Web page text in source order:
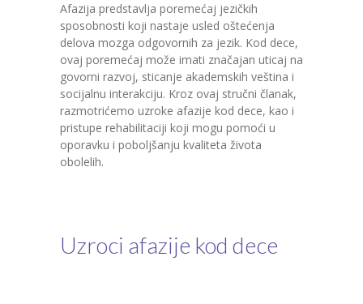
Afazija predstavlja poremećaj jezičkih
sposobnosti koji nastaje usled oštećenja
delova mozga odgovornih za jezik. Kod dece,
ovaj poremećaj može imati značajan uticaj na
govorni razvoj, sticanje akademskih veština i
socijalnu interakciju. Kroz ovaj stručni članak,
razmotrićemo uzroke afazije kod dece, kao i
pristupe rehabilitaciji koji mogu pomoći u
oporavku i poboljšanju kvaliteta života
obolelih.
Uzroci afazije kod dece